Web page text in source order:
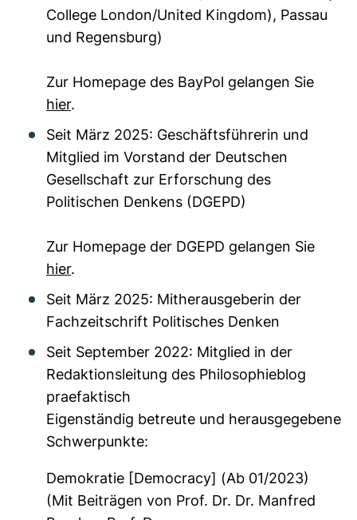
College London/United Kingdom), Passau
und Regensburg)
Zur Homepage des BayPol gelangen Sie
hier.
Seit März 2025: Geschäftsführerin und
Mitglied im Vorstand der Deutschen
Gesellschaft zur Erforschung des
Politischen Denkens (DGEPD)
Zur Homepage der DGEPD gelangen Sie
hier.
Seit März 2025: Mitherausgeberin der
Fachzeitschrift Politisches Denken
Seit September 2022: Mitglied in der
Redaktionsleitung des Philosophieblog
praefaktisch
Eigenständig betreute und herausgegebene
Schwerpunkte:
Demokratie [Democracy] (Ab 01/2023)
(Mit Beiträgen von Prof. Dr. Dr. Manfred